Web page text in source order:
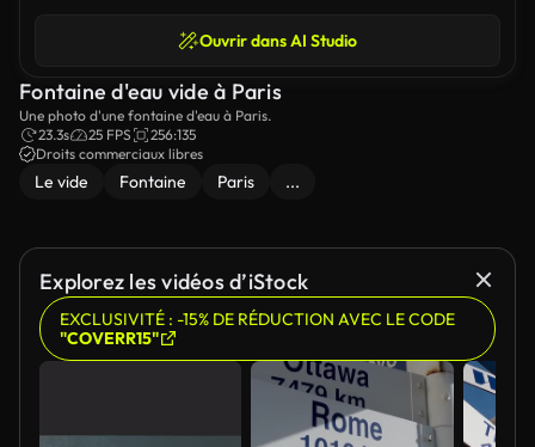
Ouvrir dans AI Studio
Fontaine d'eau vide à Paris
Une photo d'une fontaine d'eau à Paris.
23.3s
25 FPS
256:135
Droits commerciaux libres
Le vide Fontaine Paris ...
Explorez les vidéos d’iStock
EXCLUSIVITÉ : -15% DE RÉDUCTION AVEC LE CODE
"COVERR15"